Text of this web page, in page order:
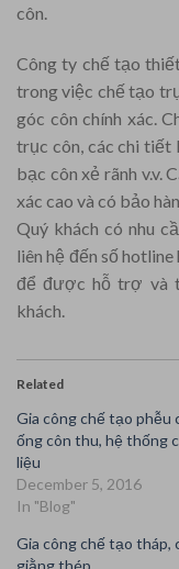
côn.
Công ty chế tạo
trong việc chế tạo
góc côn chính xác.
trục côn, các chi tiết
bạc côn xẻ rãnh v.v.
xác cao và có bảo
Quý khách có nhu
liên hệ đến số
để được hỗ trợ và
khách.
Related
Gia công chế tạo phễu
ống côn thu, hệ thống
liệu
December 5, 2016
In "Blog"
Gia công chế tạo tháp,
giằng thép